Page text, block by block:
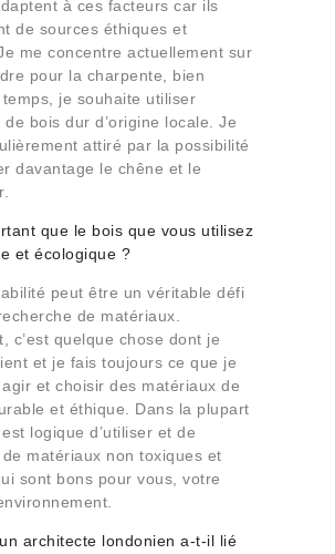
à ces facteurs car ils
de sources éthiques et
me concentre actuellement sur
pour la charpente, bien
temps, je souhaite utiliser
bois dur d’origine locale. Je
attiré par la possibilité
davantage le chêne et le
que le bois que vous utilisez
et écologique ?
peut être un véritable défi
de matériaux.
c’est quelque chose dont je
et je fais toujours ce que je
et choisir des matériaux de
et éthique. Dans la plupart
logique d’utiliser et de
de matériaux non toxiques et
sont bons pour vous, votre
architecte londonien a-t-il lié